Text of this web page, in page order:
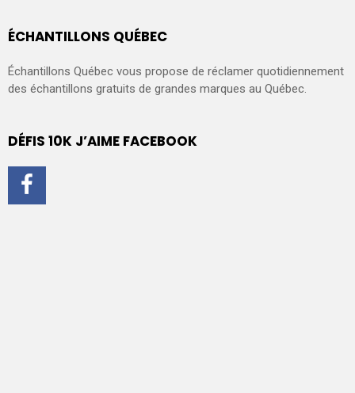
ÉCHANTILLONS QUÉBEC
Échantillons Québec vous propose de réclamer quotidiennement
des échantillons gratuits de grandes marques au Québec.
DÉFIS 10K J’AIME FACEBOOK